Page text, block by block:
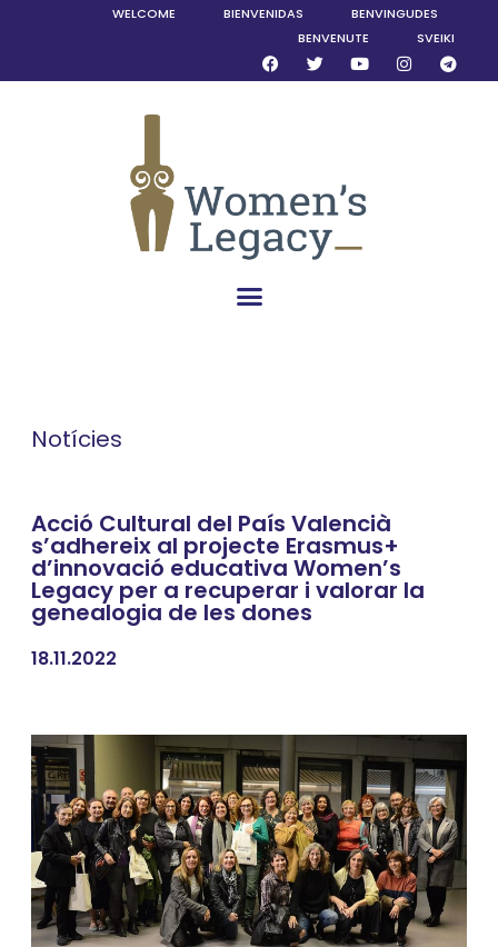
WELCOME BIENVENIDAS
BENVINGUDES
BENVENUTE
SVEIKI
Notícies
Acció Cultural del País Valencià
s’adhereix al projecte Erasmus+
d’innovació educativa Women’s
Legacy per a recuperar i valorar la
genealogia de les dones
18.11.2022